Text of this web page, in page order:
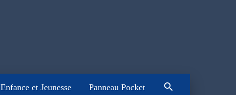
Enfance et Jeunesse Panneau Pocket search